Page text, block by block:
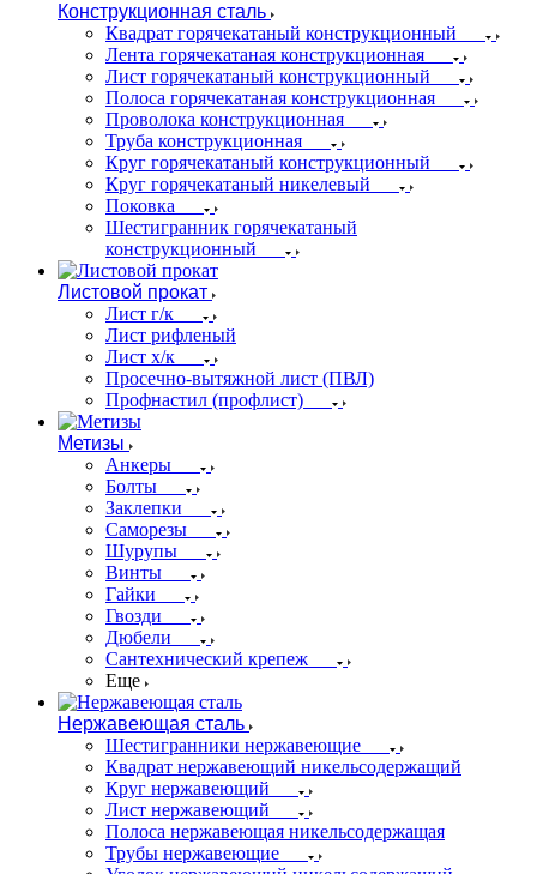
Конструкционная сталь
Квадрат горячекатаный конструкционный
Лента горячекатаная конструкционная
Лист горячекатаный конструкционный
Полоса горячекатаная конструкционная
Проволока конструкционная
Труба конструкционная
Круг горячекатаный конструкционный
Круг горячекатаный никелевый
Поковка
Шестигранник горячекатаный
конструкционный
Листовой прокат
Лист г/к
Лист рифленый
Лист х/к
Просечно-вытяжной лист (ПВЛ)
Профнастил (профлист)
Метизы
Анкеры
Болты
Заклепки
Саморезы
Шурупы
Винты
Гайки
Гвозди
Дюбели
Сантехнический крепеж
Еще
Нержавеющая сталь
Шестигранники нержавеющие
Квадрат нержавеющий никельсодержащий
Круг нержавеющий
Лист нержавеющий
Полоса нержавеющая никельсодержащая
Трубы нержавеющие